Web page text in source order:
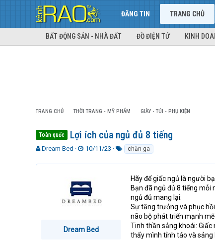
ĐĂNG TIN TRANG CHỦ
BẤT ĐỘNG SẢN - NHÀ ĐẤT ĐỒ ĐIỆN TỬ KINH
TRANG CHỦ THỜI TRANG - MỸ PHẨM GIÀY - TÚI - PHỤ KIỆN
Toàn quốc Lợi ích của ngủ đủ 8 tiếng
T
r
Dream Bed
N
à
g
ử
i
10/11/23
k
chăn ga
Dream Bed
Hãy để giấc ngủ là người
Bạn đã ngủ đủ 8 tiếng mỗi
ngủ đủ mang lại:
Sự tăng trưởng và phục
não bộ phát triển mạnh mẽ.
Tinh thần sảng khoái:
thấy mình tỉnh táo và sảng